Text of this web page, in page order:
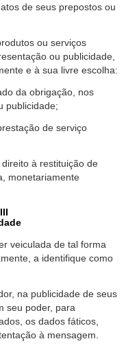
de seus prepostos ou
ou serviços
ou publicidade,
e à sua livre escolha:
da obrigação, nos
publicidade;
de serviço
à restituição de
monetariamente
veiculada de tal forma
a identifique como
na publicidade de seus
seu poder, para
os dados fáticos,
à mensagem.